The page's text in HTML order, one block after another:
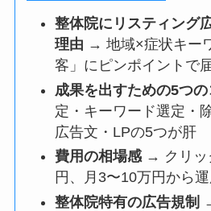
整体院にリスティング
理由 → 地域×症状キー
客」にピンポイントで
成果を出すための5つの
定・キーワード選定・
広告文・LPの5つが肝
費用の相場感→ クリッ
円、月3〜10万円から
整体院特有の広告規制